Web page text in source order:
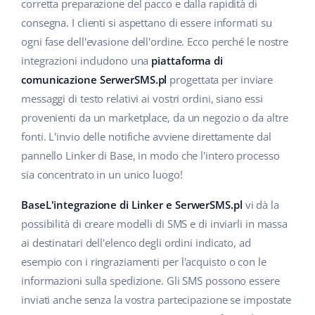
Gestione Spedizioni
Workflow Automation
Base Connect
AI per l'e-commerce
Casa e giardino
Prodotti per bambini
Elettronica
Automotive
Food&Grocery
Salute e bellezza
Moda
Centro Assistenza
Academy
Audit dell'account
Altro
Calcolatore dei vantaggi
Collaborazione e partner
Contatto
english (US)
english (GB)
english (IN)
čeština
deutsch
Ελληνικά
español (AR)
español (MX)
Français
Italiano
corretta preparazione del pacco e dalla rapidità di
consegna. I clienti si aspettano di essere informati su
ogni fase dell'evasione dell'ordine. Ecco perché le nostre
integrazioni includono una piattaforma di
comunicazione SerwerSMS.pl progettata per inviare
messaggi di testo relativi ai vostri ordini, siano essi
provenienti da un marketplace, da un negozio o da altre
fonti. L'invio delle notifiche avviene direttamente dal
pannello Linker di Base, in modo che l'intero processo
sia concentrato in un unico luogo!
BaseL'integrazione di Linker e SerwerSMS.pl vi dà la
possibilità di creare modelli di SMS e di inviarli in massa
ai destinatari dell'elenco degli ordini indicato, ad
esempio con i ringraziamenti per l'acquisto o con le
informazioni sulla spedizione. Gli SMS possono essere
inviati anche senza la vostra partecipazione se impostate